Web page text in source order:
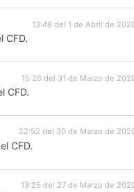
13:48 del 1 de Abril de
CFD.
15:26 del 31 de Marzo de
CFD.
22:52 del 30 de Marzo de
CFD.
13:25 del 27 de Marzo de